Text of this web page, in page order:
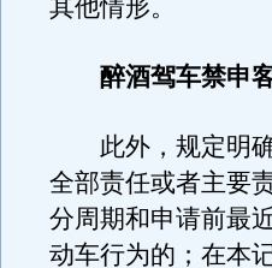
其他情形。
醉酒驾车禁申
此外，规定明确
全部责任或者主要
分周期和申请前最
动车行为的；在本